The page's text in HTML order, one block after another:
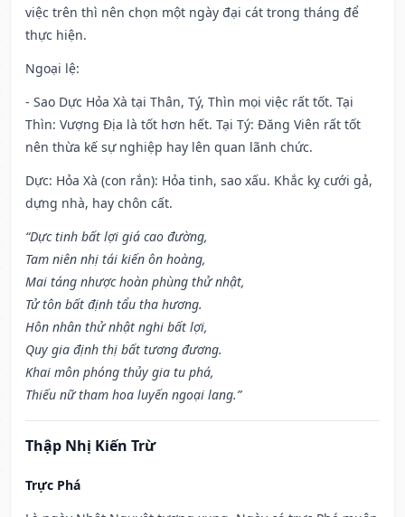
việc trên thì nên chọn một ngày đại cát trong tháng để
thực hiện.
Ngoại lệ:
- Sao Dực Hỏa Xà tại Thân, Tý, Thìn mọi việc rất tốt. Tại
Thìn: Vượng Địa là tốt hơn hết. Tại Tý: Đăng Viên rất tốt
nên thừa kế sự nghiệp hay lên quan lãnh chức.
Dực: Hỏa Xà (con rắn): Hỏa tinh, sao xấu. Khắc kỵ cưới gả,
dựng nhà, hay chôn cất.
“Dực tinh bất lợi giá cao đường,
Tam niên nhị tái kiến ôn hoàng,
Mai táng nhược hoàn phùng thử nhật,
Tử tôn bất định tẩu tha hương.
Hôn nhân thử nhật nghi bất lợi,
Quy gia định thị bất tương đương.
Khai môn phóng thủy gia tu phá,
Thiếu nữ tham hoa luyến ngoại lang.”
Thập Nhị Kiến Trừ
Trực Phá